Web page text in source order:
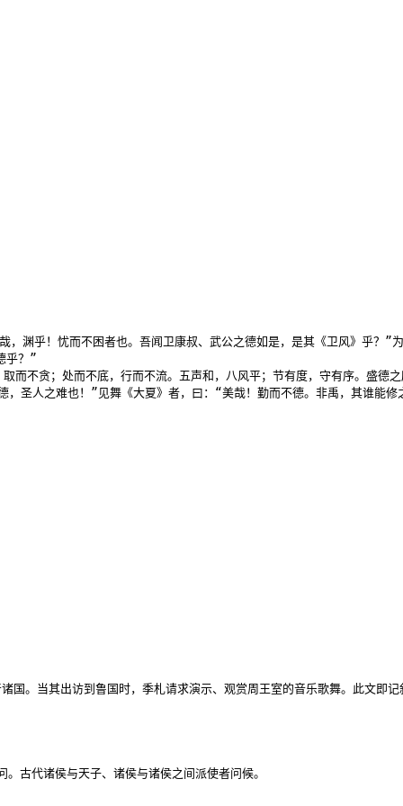
渊乎！忧而不困者也。吾闻卫康叔、武公之德如是，是其《卫风》
乎？”
而不贪；处而不底，行而不流。五声和，八风平；节有度，守有序。盛德
人之难也！”见舞《大夏》者，曰：“美哉！勤而不德。非禹，其谁
。当其出访到鲁国时，季札请求演示、观赏周王室的音乐歌舞。此文即
古代诸侯与天子、诸侯与诸侯之间派使者问候。